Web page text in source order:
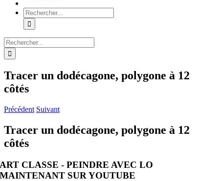
Rechercher:
Rechercher:
Tracer un dodécagone, polygone à 12
côtés
Précédent Suivant
Tracer un dodécagone, polygone à 12
côtés
ART CLASSE - PEINDRE AVEC LO
MAINTENANT SUR YOUTUBE